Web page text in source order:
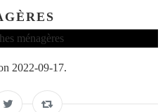
2022-09-17.